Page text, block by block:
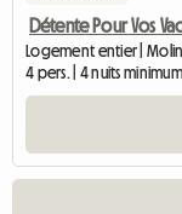
Détente Pour Vos
Logement entier |
4 pers. | 4 nuits minimum